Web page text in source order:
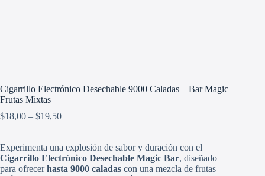
Cigarrillo Electrónico Desechable 9000 Caladas – Bar Magic
Frutas Mixtas
$18,00 – $19,50Price
through
$19,50
Experimenta una explosión de sabor y duración con el
Cigarrillo Electrónico Desechable Magic Bar, diseñado
para ofrecerhasta 9000 caladas con una mezcla de frutas